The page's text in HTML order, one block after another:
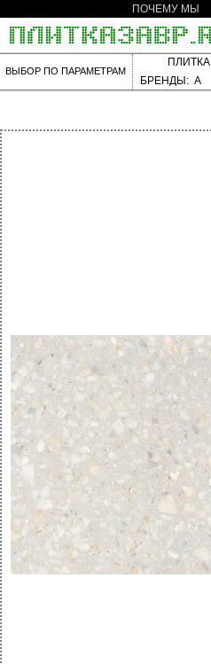
ПОЧЕМУ МЫ
ВЫБОР ПО ПАРАМЕТРАМ
ПЛИТКА
БРЕНДЫ: A